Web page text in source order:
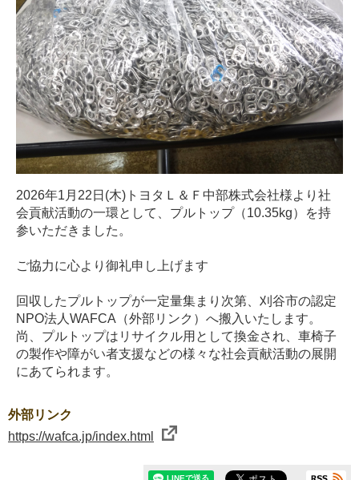
2026年1月22日(木)トヨタＬ＆Ｆ中部株式会社様より社
会貢献活動の一環として、プルトップ（10.35kg）を持
参いただきました。
ご協力に心より御礼申し上げます
回収したプルトップが一定量集まり次第、刈谷市の認定
NPO法人WAFCA（外部リンク）へ搬入いたします。
尚、プルトップはリサイクル用として換金され、車椅子
の製作や障がい者支援などの様々な社会貢献活動の展開
にあてられます。
外部リンク
https://wafca.jp/index.html